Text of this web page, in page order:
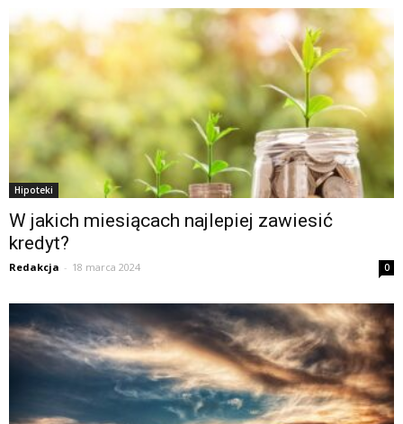
Hipoteki
W jakich miesiącach najlepiej zawiesić
kredyt?
Redakcja - 18 marca 2024 0